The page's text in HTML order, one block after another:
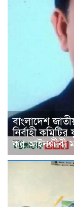
বাংলাদেশ
নির্বাহী
কর আইনজীবী